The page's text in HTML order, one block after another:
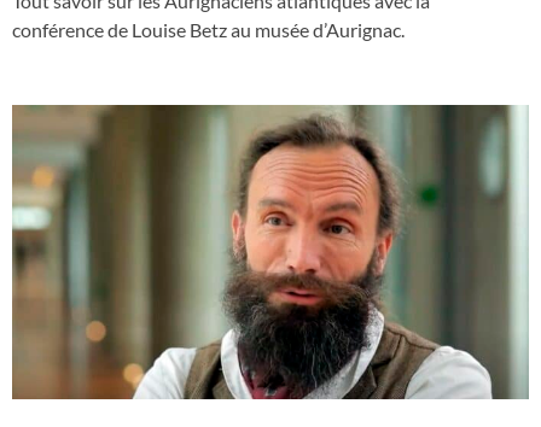
conférence de Louise Betz au musée d’Aurignac.